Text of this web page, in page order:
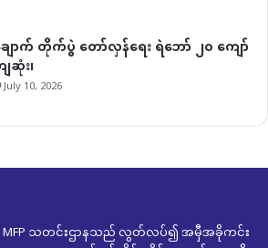
ောက် တိုက်ပွဲ တော်လှန်ရေး ရဲဘော် ၂၀ ကျော်
ဆုံး၊
July 10, 2026
- MFP သတင်းဌာနသည် လွတ်လပ်၍ အမှီအခိုကင်း